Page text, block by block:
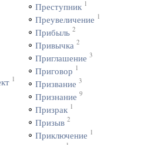
1
Преступник 1
Преувеличение 1
Прибыль 2
Привычка 2
Приглашение 3
Приговор 1
Призвание 3
Признание 9
Призрак 1
Призыв 2
Приключение 1